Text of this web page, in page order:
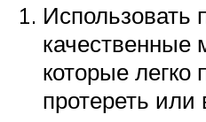
Использовать
качественные
которые легко
протереть или